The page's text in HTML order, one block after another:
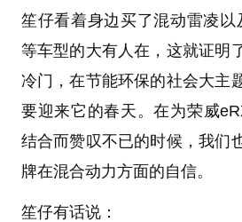
笙仔看着身边买了混动雷凌以
等车型的大有人在，这就证明
冷门，在节能环保的社会大主
要迎来它的春天。在为荣威
结合而赞叹不已的时候，我们
牌在混合动力方面的自信。
笙仔有话说：